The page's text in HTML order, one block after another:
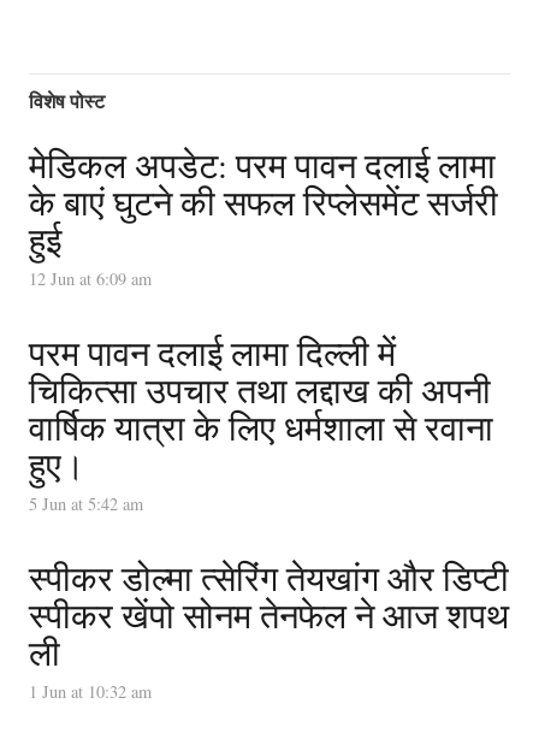
विशेष पोस्ट
मेडिकल अपडेट: परम पावन दलाई लामा
के बाएं घुटने की सफल रिप्लेसमेंट सर्जरी
हुई
12 Jun at 6:09 am
परम पावन दलाई लामा दिल्ली में
चिकित्सा उपचार तथा लद्दाख की अपनी
वार्षिक यात्रा के लिए धर्मशाला से रवाना
हुए।
5 Jun at 5:42 am
स्पीकर डोल्मा त्सेरिंग तेयखांग और डिप्टी
स्पीकर खेंपो सोनम तेनफेल ने आज शपथ
ली
1 Jun at 10:32 am